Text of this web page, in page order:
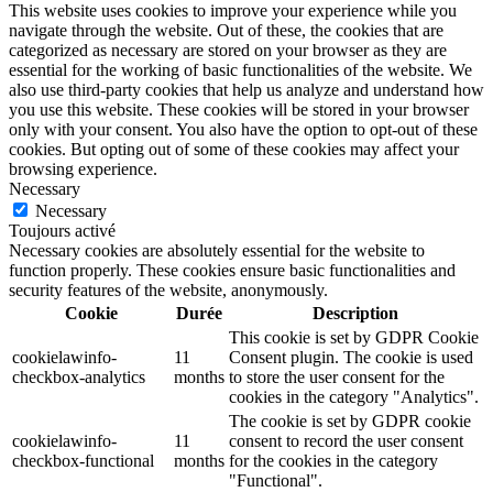
This website uses cookies to improve your experience while you
navigate through the website. Out of these, the cookies that are
categorized as necessary are stored on your browser as they are
essential for the working of basic functionalities of the website. We
also use third-party cookies that help us analyze and understand how
you use this website. These cookies will be stored in your browser
only with your consent. You also have the option to opt-out of these
cookies. But opting out of some of these cookies may affect your
browsing experience.
Necessary
Necessary
Toujours activé
Necessary cookies are absolutely essential for the website to
function properly. These cookies ensure basic functionalities and
security features of the website, anonymously.
Cookie
Durée Description
cookielawinfo-
checkbox-analytics
11
months
This cookie is set by GDPR Cookie
Consent plugin. The cookie is used
to store the user consent for the
cookies in the category "Analytics".
cookielawinfo-
checkbox-functional
11
months
The cookie is set by GDPR cookie
consent to record the user consent
for the cookies in the category
"Functional".